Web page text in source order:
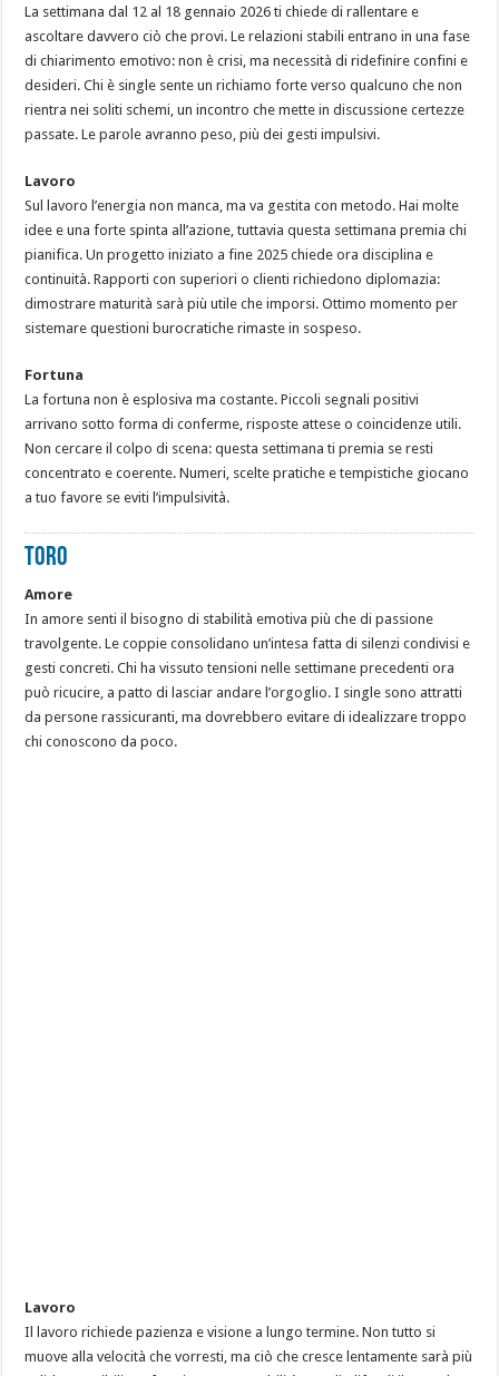
La settimana dal 12 al 18 gennaio 2026 ti chiede di rallentare e
ascoltare davvero ciò che provi. Le relazioni stabili entrano in una fase
di chiarimento emotivo: non è crisi, ma necessità di ridefinire confini e
desideri. Chi è single sente un richiamo forte verso qualcuno che non
rientra nei soliti schemi, un incontro che mette in discussione certezze
passate. Le parole avranno peso, più dei gesti impulsivi.
Lavoro
Sul lavoro l’energia non manca, ma va gestita con metodo. Hai molte
idee e una forte spinta all’azione, tuttavia questa settimana premia chi
pianifica. Un progetto iniziato a fine 2025 chiede ora disciplina e
continuità. Rapporti con superiori o clienti richiedono diplomazia:
dimostrare maturità sarà più utile che imporsi. Ottimo momento per
sistemare questioni burocratiche rimaste in sospeso.
Fortuna
La fortuna non è esplosiva ma costante. Piccoli segnali positivi
arrivano sotto forma di conferme, risposte attese o coincidenze utili.
Non cercare il colpo di scena: questa settimana ti premia se resti
concentrato e coerente. Numeri, scelte pratiche e tempistiche giocano
a tuo favore se eviti l’impulsività.
TORO
Amore
In amore senti il bisogno di stabilità emotiva più che di passione
travolgente. Le coppie consolidano un’intesa fatta di silenzi condivisi e
gesti concreti. Chi ha vissuto tensioni nelle settimane precedenti ora
può ricucire, a patto di lasciar andare l’orgoglio. I single sono attratti
da persone rassicuranti, ma dovrebbero evitare di idealizzare troppo
chi conoscono da poco.
Lavoro
Il lavoro richiede pazienza e visione a lungo termine. Non tutto si
muove alla velocità che vorresti, ma ciò che cresce lentamente sarà più